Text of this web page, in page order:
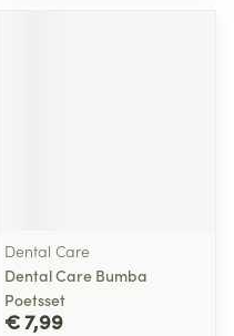
Dental Care
Dental Care Bumba
Poetsset
€ 7,99